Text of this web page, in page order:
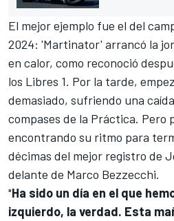
El mejor ejemplo fue el del
2024: 'Martinator' arrancó la
en calor, como reconoció
los Libres 1. Por la tarde,
demasiado, sufriendo una
compases de la Práctica. Pero
encontrando su ritmo para
décimas del mejor registro de
delante de Marco Bezzecchi.
"Ha sido un día en el que
izquierdo, la verdad. Esta